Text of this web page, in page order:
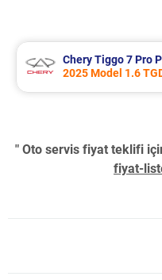
Chery Tiggo 7 Pro
2025 Model 1.6
" Oto servis fiyat teklifi
fiyat-